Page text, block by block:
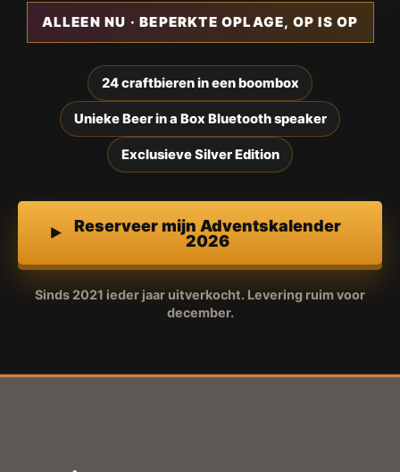
ALLEEN NU · BEPERKTE OPLAGE, OP IS OP
24 craftbieren in een boombox
Unieke Beer in a Box Bluetooth speaker
Exclusieve Silver Edition
Reserveer mijn Adventskalender
2026
Sinds 2021 ieder jaar uitverkocht. Levering ruim voor
december.